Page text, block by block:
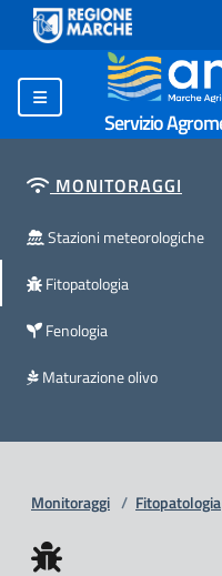
Servizio
MONITORAGGI
Stazioni meteorologiche
Fitopatologia
Fenologia
Maturazione olivo
Monitoraggi / Fitopatologia